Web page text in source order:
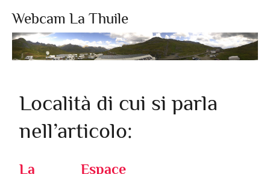
Webcam La Thuile
Località di cui si parla
nell’articolo:
La
Espace